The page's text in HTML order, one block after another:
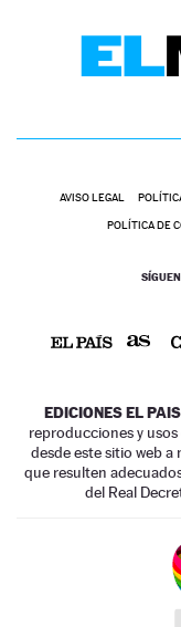
AVISO LEGAL
POLÍTICA DE
EDICIONES EL
reproducciones y
desde este sitio web
que resulten
del Real